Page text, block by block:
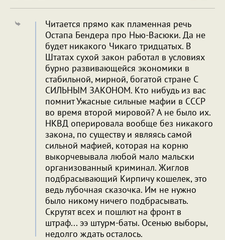
Читается прямо как пламенная речь
Остапа Бендера про Нью-Васюки. Да не
будет никакого Чикаго тридцатых. В
Штатах сухой закон работал в условиях
бурно развивающейся экономики в
стабильной, мирной, богатой стране С
СИЛЬНЫМ ЗАКОНОМ. Кто нибудь из вас
помнит Ужасные сильные мафии в СССР
во время второй мировой? А не было их.
НКВД оперировала вообще без никакого
закона, по существу и являясь самой
сильной мафией, которая на корню
выкорчевывала любой мало мальски
организованный криминал. Жиглов
подбрасывающий Кирпичу кошелек, это
ведь лубочная сказочка. Им не нужно
было никому ничего подбрасывать.
Скрутят всех и пошлют на фронт в
штраф... ээ штурм-баты. Осенью выборы,
недолго ждать осталось.